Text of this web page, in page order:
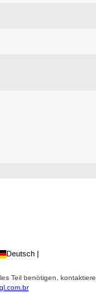
Deutsch |
Teil benötigen,